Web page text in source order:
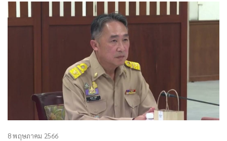
เชษฐ์ หักพาล รอง ผบ.ตร. หลัง รองผบ.ตร. ได้เชิญตัวเองมา เพื่อ
ขอคำปรึกษาในฐานะผู้เชี่ยวชาญด้านการชันสูตรศพ
8 พฤษภาคม 2566